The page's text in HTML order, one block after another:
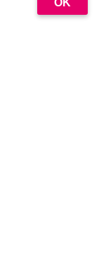
OK